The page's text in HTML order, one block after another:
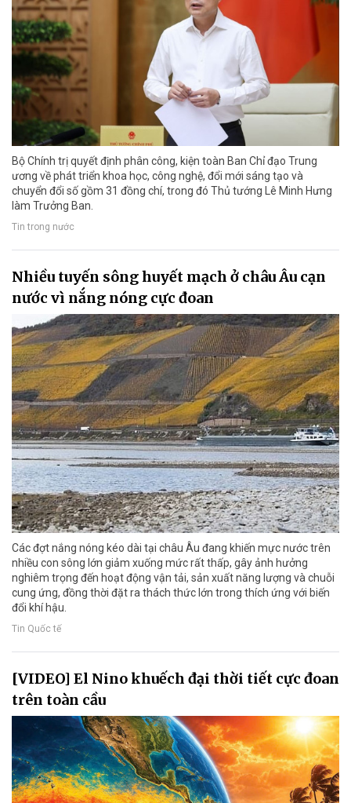
Bộ Chính trị quyết định phân công, kiện toàn Ban Chỉ đạo Trung
ương về phát triển khoa học, công nghệ, đổi mới sáng tạo và
chuyển đổi số gồm 31 đồng chí, trong đó Thủ tướng Lê Minh Hưng
làm Trưởng Ban.
Tin trong nước
Nhiều tuyến sông huyết mạch ở châu Âu cạn
nước vì nắng nóng cực đoan
Các đợt nắng nóng kéo dài tại châu Âu đang khiến mực nước trên
nhiều con sông lớn giảm xuống mức rất thấp, gây ảnh hưởng
nghiêm trọng đến hoạt động vận tải, sản xuất năng lượng và chuỗi
cung ứng, đồng thời đặt ra thách thức lớn trong thích ứng với biến
đổi khí hậu.
Tin Quốc tế
[VIDEO] El Nino khuếch đại thời tiết cực đoan
trên toàn cầu